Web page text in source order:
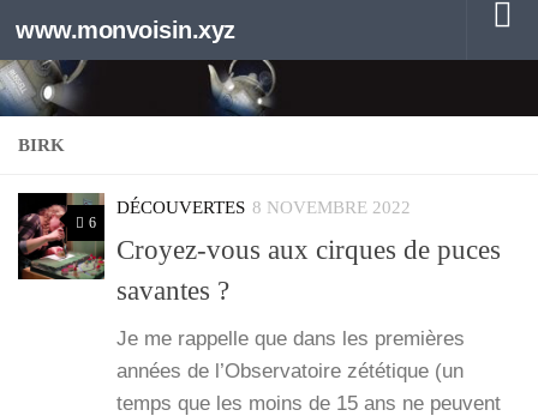
Au dessous du contenu
www.monvoisin.xyz
BIRK
6
DÉCOUVERTES 8 NOVEMBRE 2022
Croyez-vous aux cirques de puces
savantes ?
Je me rap­pelle que dans les pre­mières
années de l’Ob­ser­va­toire zété­tique (un
temps que les moins de 15 ans ne peuvent